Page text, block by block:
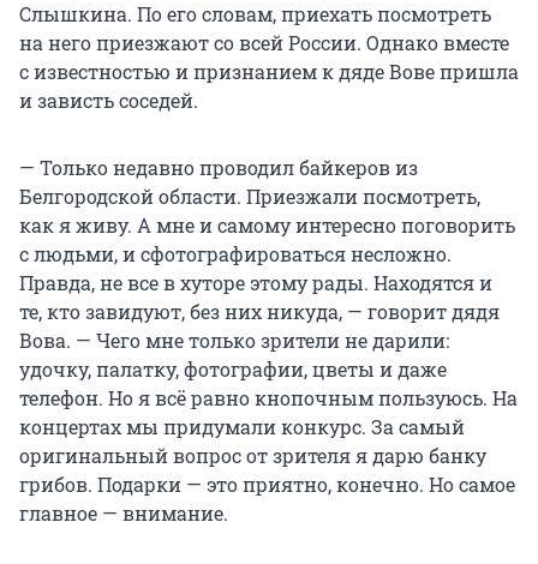
Слышкина. По его словам, приехать посмотреть
на него приезжают со всей России. Однако вместе
с известностью и признанием к дяде Вове пришла
и зависть соседей.
— Только недавно проводил байкеров из
Белгородской области. Приезжали посмотреть,
как я живу. А мне и самому интересно поговорить
с людьми, и сфотографироваться несложно.
Правда, не все в хуторе этому рады. Находятся и
те, кто завидуют, без них никуда, — говорит дядя
Вова. — Чего мне только зрители не дарили:
удочку, палатку, фотографии, цветы и даже
телефон. Но я всё равно кнопочным пользуюсь. На
концертах мы придумали конкурс. За самый
оригинальный вопрос от зрителя я дарю банку
грибов. Подарки — это приятно, конечно. Но самое
главное — внимание.